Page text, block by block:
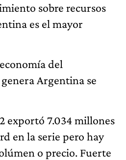
sobre recursos
es el mayor
del
Argentina se
exportó 7.034 millones
en la serie pero hay
o precio. Fuerte